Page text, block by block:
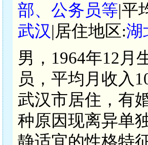
部、公务员等|平
武汉|居住地区:湖
男，1964年12月
员，平均月收入
武汉市居住，有
种原因现离异单
静适宜的性格特